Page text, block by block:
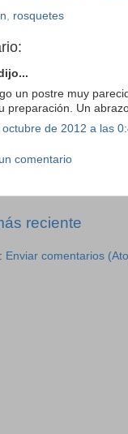
rosquetes
un postre muy
preparación. Un
octubre de 2012 a las
comentario
reciente
Enviar comentarios